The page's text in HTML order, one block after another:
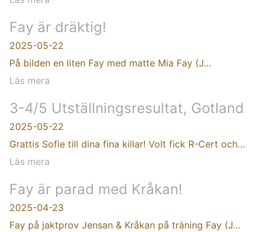
Fay är dräktig!
2025-05-22
På bilden en liten Fay med matte Mia Fay (J…
Läs mera
3-4/5 Utställningsresultat, Gotland
2025-05-22
Grattis Sofie till dina fina killar! Volt fick R-Cert och…
Läs mera
Fay är parad med Kråkan!
2025-04-23
Fay på jaktprov Jensan & Kråkan på träning Fay (J…